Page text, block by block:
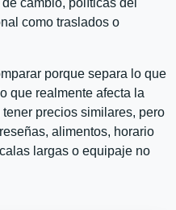
como traslados o
porque separa lo que
que realmente afecta la
precios similares, pero
alimentos, horario
largas o equipaje no